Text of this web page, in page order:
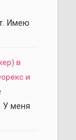
Имею
в
и
У меня